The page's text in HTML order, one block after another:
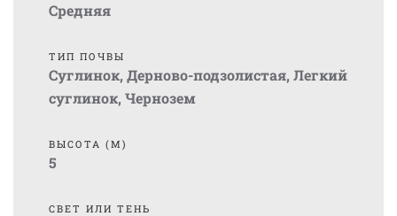
Средняя
ТИП ПОЧВЫ
Суглинок, Дерново-подзолистая, Легкий
суглинок, Чернозем
ВЫСОТА (М)
5
СВЕТ ИЛИ ТЕНЬ